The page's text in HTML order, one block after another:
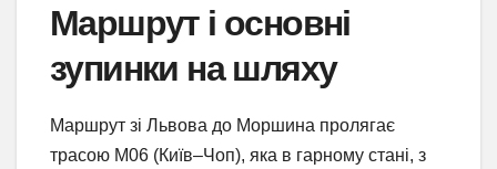
Маршрут і основні
зупинки на шляху
Маршрут зі Львова до Моршина пролягає
трасою М06 (Київ–Чоп), яка в гарному стані, з